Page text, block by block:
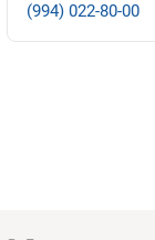
(994) 022-80-00